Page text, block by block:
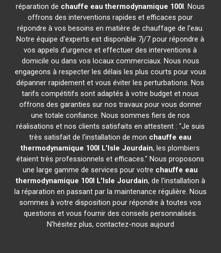
réparation de chauffe eau thermodynamique 100l. Nous
offrons des interventions rapides et efficaces pour
répondre à vos besoins en matière de chauffage de l'eau.
Notre équipe d'experts est disponible 7j/7 pour répondre à
vos appels d'urgence et effectuer des interventions à
domicile ou dans vos locaux commerciaux. Nous nous
engageons à respecter les délais les plus courts pour vous
dépanner rapidement et vous éviter les perturbations. Nos
tarifs compétitifs sont adaptés à votre budget et nous
offrons des garanties sur nos travaux pour vous donner
une totale confiance. Nous sommes fiers de nos
réalisations et nos clients satisfaits en attestent : "Je suis
très satisfait de l'installation de mon chauffe eau
thermodynamique 100l L'Isle Jourdain, les plombiers
étaient très professionnels et efficaces." Nous proposons
une large gamme de services pour votre chauffe eau
thermodynamique 100l L'Isle Jourdain, de l'installation à
la réparation en passant par la maintenance régulière. Nous
sommes à votre disposition pour répondre à toutes vos
questions et vous fournir des conseils personnalisés.
N'hésitez plus, contactez-nous aujourd